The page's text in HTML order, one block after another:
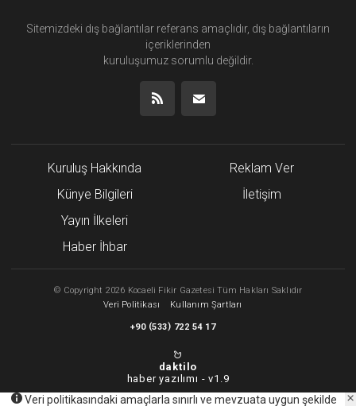
Sitemizdeki dış bağlantılar referans amaçlıdır, dış bağlantıların
içeriklerinden
kuruluşumuz sorumlu değildir.
Kuruluş Hakkında
Künye Bilgileri
Yayın İlkeleri
Haber İhbar
Reklam Ver
İletişim
© Copyright 2026 Kocaeli Fikir Gazetesi Tüm Hakları Saklıdır
Veri Politikası
Kullanım Şartları
+90 (533) 722 54 17
daktilo
haber yazılımı -v1.9
Veri politikasındaki amaçlarla sınırlı ve mevzuata uygun şekilde